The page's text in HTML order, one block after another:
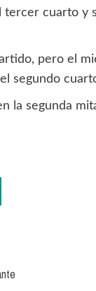
tercer cuarto
pero el
segundo
la segunda